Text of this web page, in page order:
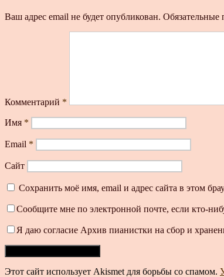
Ваш адрес email не будет опубликован. Обязательные
Комментарий *
Имя *
Email *
Сайт
Сохранить моё имя, email и адрес сайта в этом
Сообщите мне по электронной почте, если кто-
Я даю согласие Архив пианистки на сбор и
Этот сайт использует Akismet для борьбы со спамом.